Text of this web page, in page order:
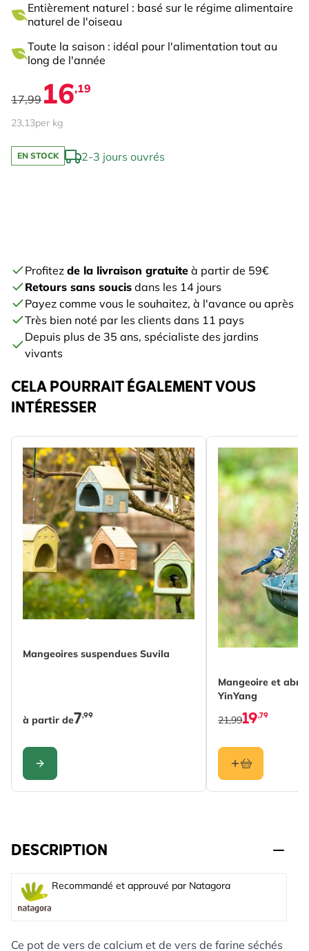
Entièrement naturel : basé sur le régime alimentaire
naturel de l'oiseau
Toute la saison : idéal pour l'alimentation tout au
long de l'année
17,99 16,19
23,13per kg
EN STOCK 2-3 jours ouvrés
Profitez de la livraison gratuite à partir de 59€
Retours sans soucis dans les 14 jours
Payez comme vous le souhaitez, à l'avance ou après
Très bien noté par les clients dans 11 pays
Depuis plus de 35 ans, spécialiste des jardins
vivants
CELA POURRAIT ÉGALEMENT VOUS
INTÉRESSER
Mangeoires suspendues Suvila
The price depends on the options chosen on the
à partir de7,99
CONFIGURER
Mangeoire et
YinYang
19,79
21,99
DESCRIPTION
Recommandé et approuvé par Natagora
Ce pot de vers de calcium et de vers de farine séchés